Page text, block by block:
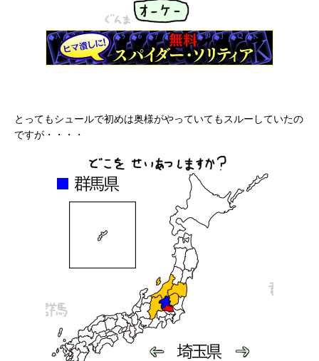
とってもシュールで初めは奥様がやっていてもスルーしていたの
ですが・・・・